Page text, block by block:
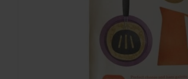
Havermout Biologisch - Glutenvrij